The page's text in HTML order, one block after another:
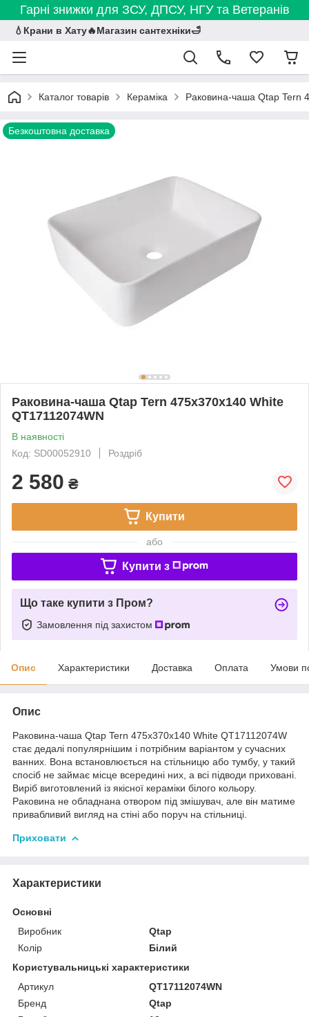
Гарні знижки для ЗСУ, ДПСУ, НГУ та Ветеранів
💧Крани в Хату🔥Магазин сантехніки🛁
Каталог товарів Кераміка Раковина-чаша Qtap Tern
Безкоштовна доставка
Раковина-чаша Qtap Tern 475х370х140 White
QT17112074WN
В наявності
Код: SD00052910
Роздріб
2 580 ₴
Купити
або
Купити з
Що таке купити з Пром?
Замовлення під захистом
Опис Характеристики Доставка Оплата Умови
Опис
Раковина-чаша Qtap Tern 475х370х140 White QT17112074W
стає дедалі популярнішим і потрібним варіантом у сучасних
ванних. Вона встановлюється на стільницю або тумбу, у такий
спосіб не займає місце всередині них, а всі підводи приховані.
Виріб виготовлений із якісної кераміки білого кольору.
Раковина не обладнана отвором під змішувач, але він матиме
привабливий вигляд на стіні або поруч на стільниці.
Приховати
Характеристики
Основні
Виробник
Qtap
Колір
Білий
Користувальницькі характеристики
Артикул
QT17112074WN
Бренд
Qtap